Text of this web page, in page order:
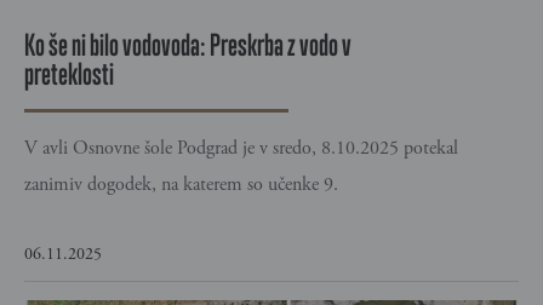
Ko še ni bilo vodovoda: Preskrba z vodo v
preteklosti
V avli Osnovne šole Podgrad je v sredo, 8.10.2025 potekal
zanimiv dogodek, na katerem so učenke 9.
06.11.2025